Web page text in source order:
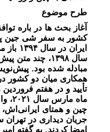
طرح موضوع
آغاز بحث ها در باره
کشور به سفر شی جین
ایران
سال ۱۳۹۸، چند
همکاری میان دو کشور
ماه
چین و همتای
امضا کردند. به گفته